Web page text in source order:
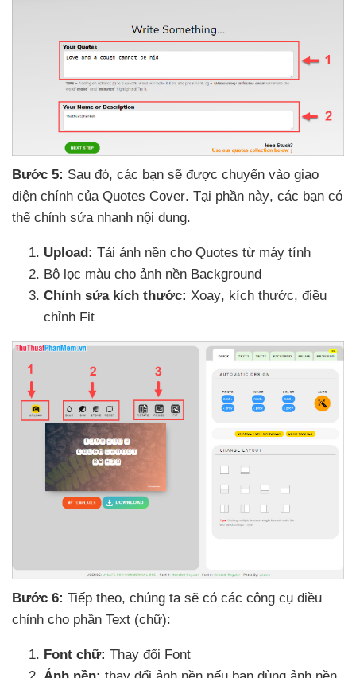
Bước 5: Sau đó, các bạn sẽ được chuyển vào giao
diện chính của Quotes Cover. Tại phần này, các bạn có
thể chỉnh sửa nhanh nội dung.
Upload: Tải ảnh nền cho Quotes từ máy tính
Bộ lọc màu cho ảnh nền Background
Chỉnh sửa kích thước: Xoay, kích thước, điều
chỉnh Fit
Bước 6: Tiếp theo, chúng ta sẽ có các công cụ điều
chỉnh cho phần Text (chữ):
Font chữ: Thay đổi Font